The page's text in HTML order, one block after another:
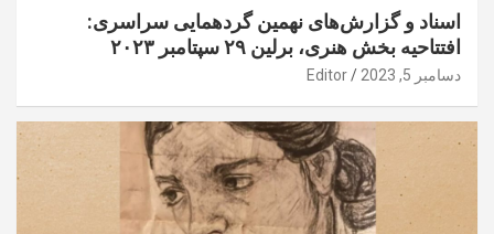
اسناد و گزارش‌های نهمین گردهمایی سراسری:
افتتاحیه بخش هنری، برلین ۲۹ سپتامبر ۲۰۲۳
دسامبر 5, 2023 Editor